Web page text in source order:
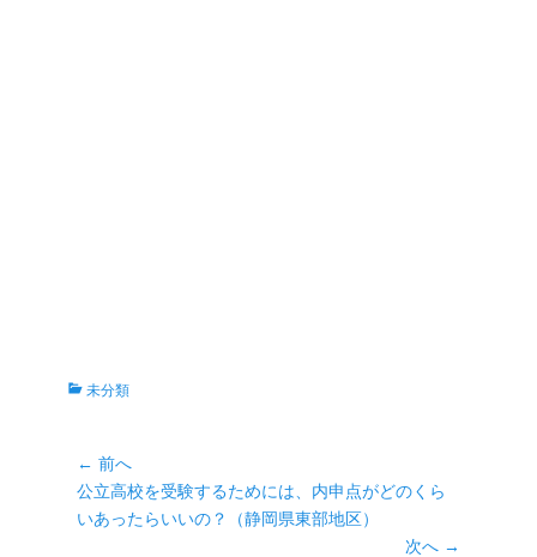
カ 未分類
投
稿
ナ
← 前へ
前
の
公立高校を受験するためには、内申点がどのくら
いあったらいいの？（静岡県東部地区）
次へ →